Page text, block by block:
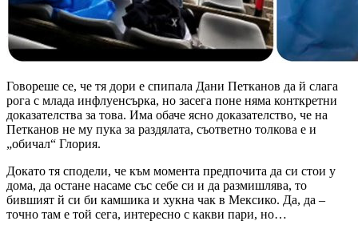
Говореше се, че тя дори е спипала Дани Петканов да й слага
рога с млада инфлуенсърка, но засега поне няма конткретни
доказателства за това. Има обаче ясно доказателство, че на
Петканов не му пука за раздялата, съответно толкова е и
„обичал“ Глория.
Докато тя сподели, че към момента предпочита да си стои у
дома, да остане насаме със себе си и да размишлява, то
бившият й си би камшика и хукна чак в Мексико. Да, да –
точно там е той сега, интересно с какви пари, но…